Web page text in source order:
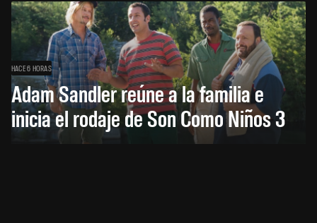
HACE 6 HORAS
Adam Sandler reúne a la familia e
inicia el rodaje de Son Como Niños 3